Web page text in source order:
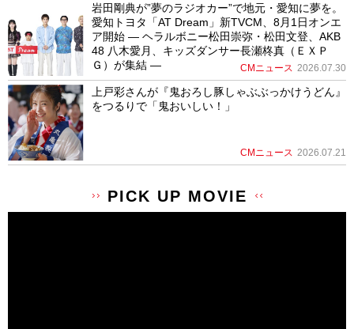
岩田剛典が”夢のラジオカー”で地元・愛知に夢を。
愛知トヨタ「AT Dream」新TVCM、8月1日オンエ
ア開始 ― ヘラルボニー松田崇弥・松田文登、AKB
48 八木愛月、キッズダンサー長瀬柊真（ＥＸＰ
Ｇ）が集結 ―
CMニュース 2026.07.30
上戸彩さんが『鬼おろし豚しゃぶぶっかけうどん』
をつるりで「鬼おいしい！」
CMニュース 2026.07.21
PICK UP MOVIE